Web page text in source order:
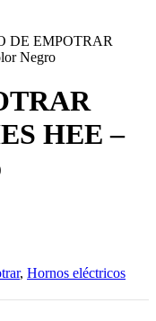
DE EMPOTRAR
Negro
HEE –
, Hornos eléctricos